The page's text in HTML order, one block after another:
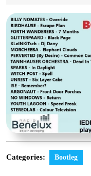
2025
Categories: Bootleg